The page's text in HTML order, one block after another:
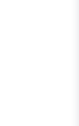
- se køberen og 3 andre